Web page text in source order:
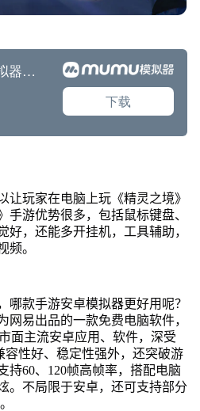
让玩家在电脑上玩《精灵之境》
手游优势很多，包括鼠标键盘、
好，还能多开挂机，工具辅助，
频。
哪款手游安卓模拟器更好用呢？
网易出品的一款免费电脑软件，
面主流安卓应用、软件，深受
性好、稳定性强外，还突破游
持60、120帧高帧率，搭配电脑
。不局限于安卓，还可支持部分